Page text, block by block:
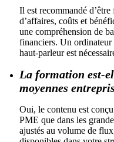
Il est recommandé
d’affaires, coûts et
une compréhension de
financiers. Un ordinateur
haut-parleur est
La formation est-
moyennes
Oui, le contenu est
PME que dans les
ajustés au volume de